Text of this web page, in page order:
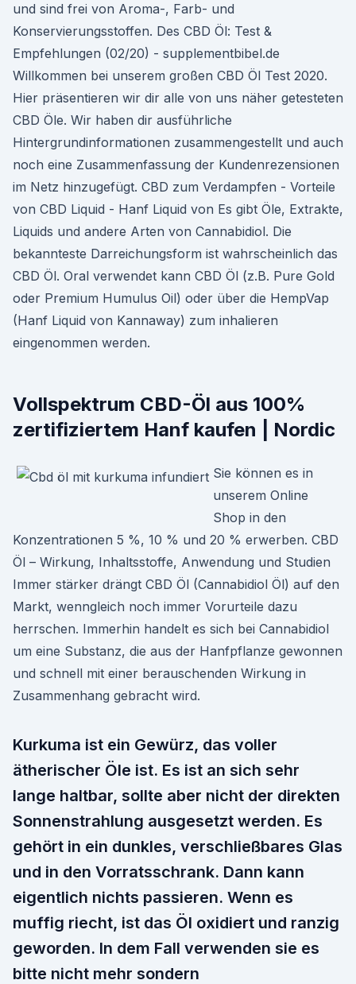
und sind frei von Aroma-, Farb- und
Konservierungsstoffen. Des CBD Öl: Test &
Empfehlungen (02/20) - supplementbibel.de
Willkommen bei unserem großen CBD Öl Test 2020.
Hier präsentieren wir dir alle von uns näher getesteten
CBD Öle. Wir haben dir ausführliche
Hintergrundinformationen zusammengestellt und auch
noch eine Zusammenfassung der Kundenrezensionen
im Netz hinzugefügt. CBD zum Verdampfen - Vorteile
von CBD Liquid - Hanf Liquid von Es gibt Öle, Extrakte,
Liquids und andere Arten von Cannabidiol. Die
bekannteste Darreichungsform ist wahrscheinlich das
CBD Öl. Oral verwendet kann CBD Öl (z.B. Pure Gold
oder Premium Humulus Oil) oder über die HempVap
(Hanf Liquid von Kannaway) zum inhalieren
eingenommen werden.
Vollspektrum CBD-Öl aus 100%
zertifiziertem Hanf kaufen | Nordic
Sie können es in
unserem Online
Shop in den
Konzentrationen 5 %, 10 % und 20 % erwerben. CBD
Öl – Wirkung, Inhaltsstoffe, Anwendung und Studien
Immer stärker drängt CBD Öl (Cannabidiol Öl) auf den
Markt, wenngleich noch immer Vorurteile dazu
herrschen. Immerhin handelt es sich bei Cannabidiol
um eine Substanz, die aus der Hanfpflanze gewonnen
und schnell mit einer berauschenden Wirkung in
Zusammenhang gebracht wird.
Kurkuma ist ein Gewürz, das voller
ätherischer Öle ist. Es ist an sich sehr
lange haltbar, sollte aber nicht der direkten
Sonnenstrahlung ausgesetzt werden. Es
gehört in ein dunkles, verschließbares Glas
und in den Vorratsschrank. Dann kann
eigentlich nichts passieren. Wenn es
muffig riecht, ist das Öl oxidiert und ranzig
geworden. In dem Fall verwenden sie es
bitte nicht mehr sondern